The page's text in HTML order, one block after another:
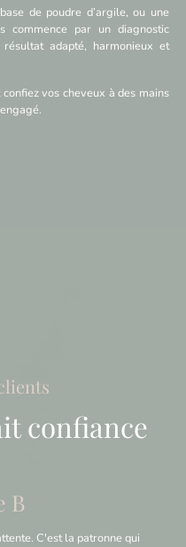
de poudre d’argile, ou une
commence par un diagnostic
adapté, harmonieux et
vos cheveux à des mains
confiance
B
C'est la patronne qui